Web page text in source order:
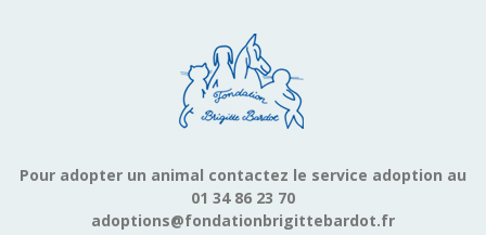
Pour adopter un animal contactez le service adoption au
01 34 86 23 70
adoptions@fondationbrigittebardot.fr